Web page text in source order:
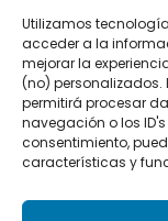
Utilizamos
acceder a la
mejorar la
(no) personalizados.
permitirá procesar
navegación o los
consentimiento,
características y
+34 662
SÍGUENOS